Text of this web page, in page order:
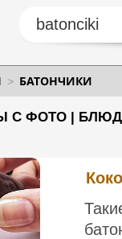
БАТОНЧИКИ
С ФОТО |